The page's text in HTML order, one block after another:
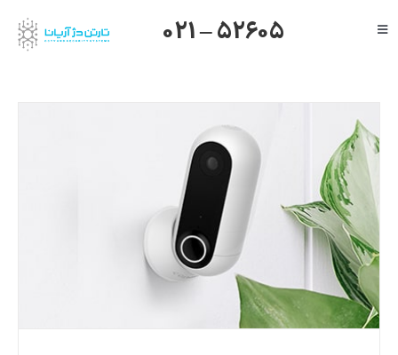
to
Toggle
یالینک
میکروتیک
هایک ویژن
داهوا
تیاندی
درباره ما
021 – 52605